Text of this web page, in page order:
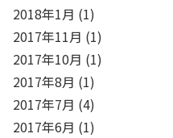
2018年1月 (1)
2017年11月 (1)
2017年10月 (1)
2017年8月 (1)
2017年7月 (4)
2017年6月 (1)